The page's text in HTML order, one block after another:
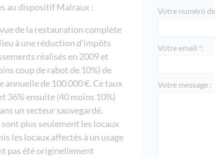
au dispositif Malraux :
de la restauration complète
à une réduction d’impôts
réalisés en 2009 et
coup de rabot de 10%) de
de 100 000 €. Ce taux
36% ensuite (40 moins 10%)
un secteur sauvegardé.
plus seulement les locaux
les locaux affectés à un usage
pas été originellement
Votre numéro
Votre email *:
Votre message :